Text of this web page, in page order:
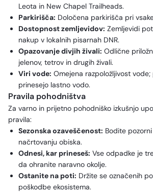
Leota in New Chapel Trailheads.
Parkirišča: Določena parkirišča pri
Dostopnost zemljevidov: Zemljevidi
nakup v lokalnih pisarnah DNR.
Opazovanje divjih živali: Odlične
jelenov, tetrov in drugih živali.
Viri vode: Omejena razpoložljivost
prinesejo lastno vodo.
Pravila pohodništva
Za varno in prijetno pohodniško izkušnjo
pravila:
Sezonska ozaveščenost: Bodite
načrtovanju obiska.
Odnesi, kar prineseš: Vse odpadke je
da ohranite naravno okolje.
Ostanite na poti: Držite se označenih
poškodbe ekosistema.